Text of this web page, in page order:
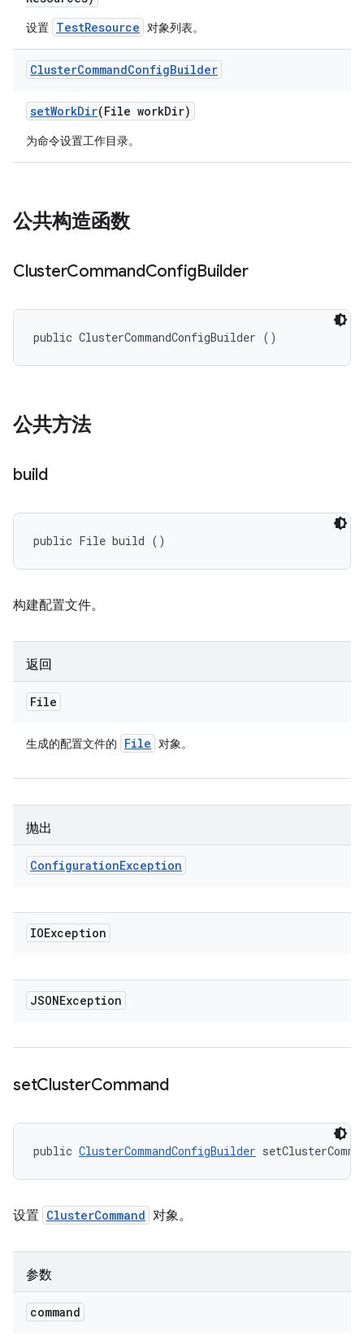
设置 TestResource 对象列表。
ClusterCommandConfigBuilder
setWorkDir(File workDir)
为命令设置工作目录。
公共构造函数
ClusterCommandConfigBuilder
public ClusterCommandConfigBuilder ()
公共方法
build
public File build ()
构建配置文件。
返回
File
生成的配置文件的 File 对象。
抛出
ConfigurationException
IOException
JSONException
setClusterCommand
public ClusterCommandConfigBuilder
设置 ClusterCommand 对象。
参数
command